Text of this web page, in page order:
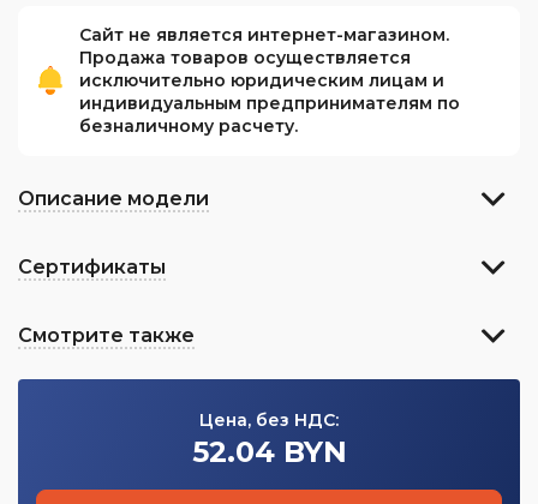
Сайт не является интернет-магазином.
Продажа товаров осуществляется
исключительно юридическим лицам и
индивидуальным предпринимателям по
безналичному расчету.
Описание модели
Сертификаты
Смотрите также
Цена, без НДС:
52.04 BYN